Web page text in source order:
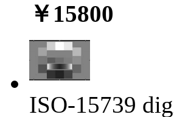
￥15800
ISO-15739